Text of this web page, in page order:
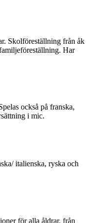
Skolföreställning från åk
Har
också på franska,
i mic.
italienska, ryska och
för alla åldrar, från